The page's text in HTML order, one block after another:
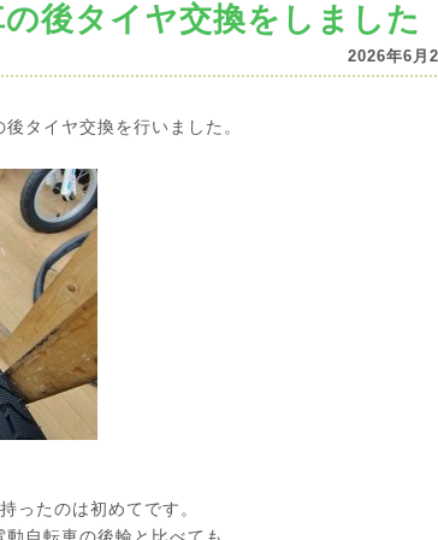
後タイヤ交換をしました
2026年6月
タイヤ交換を行いました。
ったのは初めてです。